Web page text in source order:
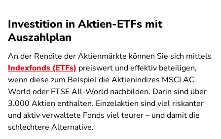
Investition in Aktien-ETFs mit
Auszahlplan
An der Rendite der Aktienmärkte können Sie sich mittels
Indexfonds (ETFs) preiswert und effektiv beteiligen,
wenn diese zum Beispiel die Aktienindizes MSCI AC
World oder FTSE All-World nachbilden. Darin sind über
3.000 Aktien enthalten. Einzelaktien sind viel riskanter
und aktiv verwaltete Fonds viel teurer – und damit die
schlechtere Alternative.